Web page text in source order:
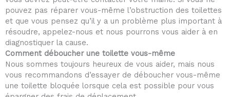
pouvez pas réparer vous-même l’obstruction des toilettes
et que vous pensez qu’il y a un problème plus important à
résoudre, appelez-nous et nous pourrons vous aider à en
diagnostiquer la cause.
Comment déboucher une toilette vous-même
Nous sommes toujours heureux de vous aider, mais nous
vous recommandons d’essayer de déboucher vous-même
une toilette bloquée lorsque cela est possible pour vous